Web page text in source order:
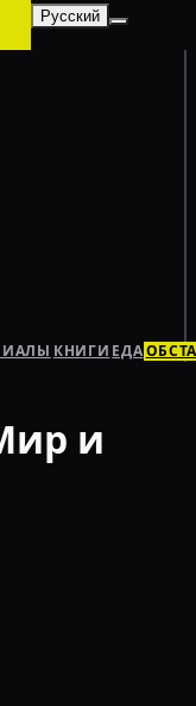
Русский
КНИГИ ЕДА
и